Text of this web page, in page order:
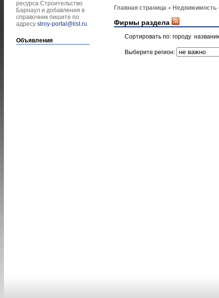
ресурса Строительство
Барнаул и добавления в
справочник пишите по
адресу stroy-portal@list.ru.
Объявления
Главная страница Недвижимость
Фирмы раздела
Сортировать по: городу
Выберите регион: